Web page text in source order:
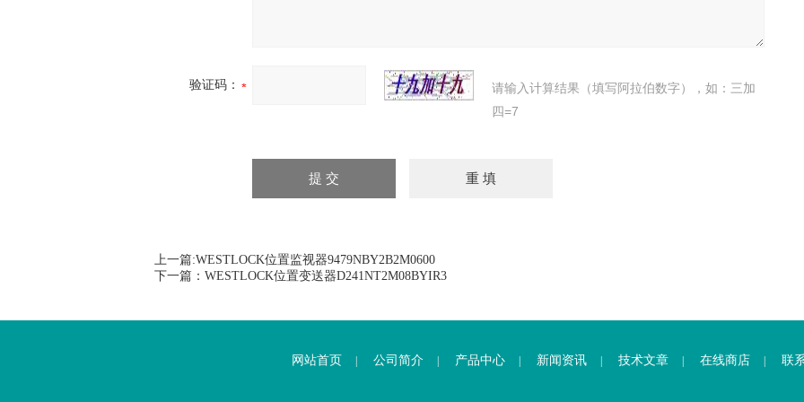
验证码：
请输入计算结果（填写阿拉伯数字），如：三加
四=7
上一篇:WESTLOCK位置监视器9479NBY2B2M0600
下一篇： WESTLOCK位置变送器D241NT2M08BYIR3
网站首页 公司简介 产品中心 新闻资讯 技术文章 在线商店 联